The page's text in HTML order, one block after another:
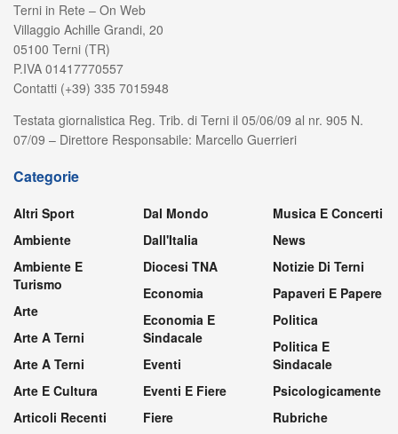
Terni in Rete – On Web
Villaggio Achille Grandi, 20
05100 Terni (TR)
P.IVA 01417770557
Contatti (+39) 335 7015948
Testata giornalistica Reg. Trib. di Terni il 05/06/09 al nr. 905 N.
07/09 – Direttore Responsabile: Marcello Guerrieri
Categorie
Altri Sport
Ambiente
Ambiente E
Turismo
Arte
Arte A Terni
Arte A Terni
Arte E Cultura
Articoli Recenti
Dal Mondo
Dall'Italia
Diocesi TNA
Economia
Economia E
Sindacale
Eventi
Eventi E Fiere
Fiere
Musica E Concerti
News
Notizie Di Terni
Papaveri E Papere
Politica
Politica E
Sindacale
Psicologicamente
Rubriche